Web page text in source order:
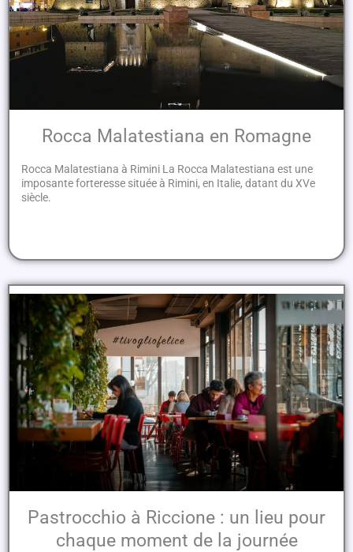
Rocca Malatestiana en Romagne
Rocca Malatestiana à Rimini La Rocca Malatestiana est une
imposante forteresse située à Rimini, en Italie, datant du XVe
siècle.
Pastrocchio à Riccione : un lieu pour
chaque moment de la journée